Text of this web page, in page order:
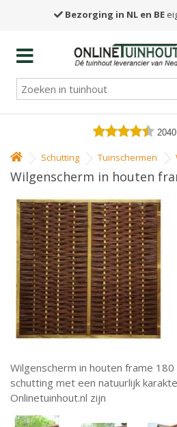
Bezorging in NL en BE
2040
Schutting Tuinschermen
Wilgenscherm in houten
Wilgenscherm in houten frame
schutting met een natuurlijk
Onlinetuinhout.nl zijn